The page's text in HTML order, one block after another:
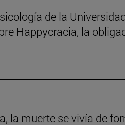
de la
Happycracia, la
la muerte se vivía de